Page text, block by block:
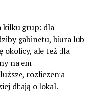
kilku grup: dla
gabinetu, biura lub
okolicy, ale też dla
najem
rozliczenia
dbają o lokal.